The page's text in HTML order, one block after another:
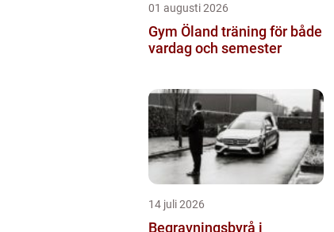
01 augusti 2026
Gym Öland träning för både
vardag och semester
14 juli 2026
Begravningsbyrå i